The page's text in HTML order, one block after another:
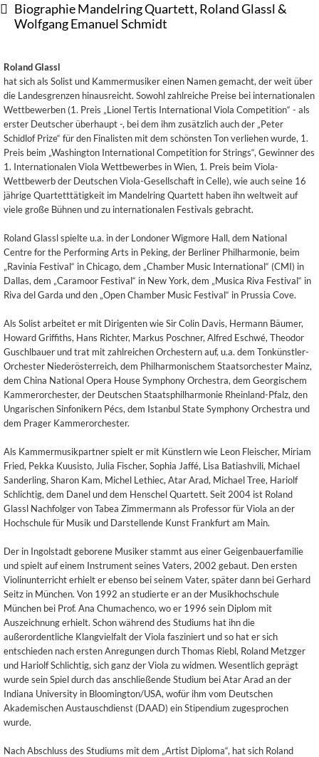
Biographie Mandelring Quartett, Roland Glassl &
Wolfgang Emanuel Schmidt
Roland Glassl
hat sich als Solist und Kammermusiker einen Namen gemacht, der weit über
die Landesgrenzen hinausreicht. Sowohl zahlreiche Preise bei internationalen
Wettbewerben (1. Preis „Lionel Tertis International Viola Competition“ - als
erster Deutscher überhaupt -, bei dem ihm zusätzlich auch der „Peter
Schidlof Prize“ für den Finalisten mit dem schönsten Ton verliehen wurde, 1.
Preis beim „Washington International Competition for Strings“, Gewinner des
1. Internationalen Viola Wettbewerbes in Wien, 1. Preis beim Viola-
Wettbewerb der Deutschen Viola-Gesellschaft in Celle), wie auch seine 16
jährige Quartetttätigkeit im Mandelring Quartett haben ihn weltweit auf
viele große Bühnen und zu internationalen Festivals gebracht.
Roland Glassl spielte u.a. in der Londoner Wigmore Hall, dem National
Centre for the Performing Arts in Peking, der Berliner Philharmonie, beim
„Ravinia Festival“ in Chicago, dem „Chamber Music International“ (CMI) in
Dallas, dem „Caramoor Festival“ in New York, dem „Musica Riva Festival“ in
Riva del Garda und den „Open Chamber Music Festival“ in Prussia Cove.
Als Solist arbeitet er mit Dirigenten wie Sir Colin Davis, Hermann Bäumer,
Howard Griffiths, Hans Richter, Markus Poschner, Alfred Eschwé, Theodor
Guschlbauer und trat mit zahlreichen Orchestern auf, u.a. dem Tonkünstler-
Orchester Niederösterreich, dem Philharmonischem Staatsorchester Mainz,
dem China National Opera House Symphony Orchestra, dem Georgischem
Kammerorchester, der Deutschen Staatsphilharmonie Rheinland-Pfalz, den
Ungarischen Sinfonikern Pécs, dem Istanbul State Symphony Orchestra und
dem Prager Kammerorchester.
Als Kammermusikpartner spielt er mit Künstlern wie Leon Fleischer, Miriam
Fried, Pekka Kuusisto, Julia Fischer, Sophia Jaffé, Lisa Batiashvili, Michael
Sanderling, Sharon Kam, Michel Lethiec, Atar Arad, Michael Tree, Hariolf
Schlichtig, dem Danel und dem Henschel Quartett. Seit 2004 ist Roland
Glassl Nachfolger von Tabea Zimmermann als Professor für Viola an der
Hochschule für Musik und Darstellende Kunst Frankfurt am Main.
Der in Ingolstadt geborene Musiker stammt aus einer Geigenbauerfamilie
und spielt auf einem Instrument seines Vaters, 2002 gebaut. Den ersten
Violinunterricht erhielt er ebenso bei seinem Vater, später dann bei Gerhard
Seitz in München. Von 1992 an studierte er an der Musikhochschule
München bei Prof. Ana Chumachenco, wo er 1996 sein Diplom mit
Auszeichnung erhielt. Schon während des Studiums hat ihn die
außerordentliche Klangvielfalt der Viola fasziniert und so hat er sich
entschieden nach ersten Anregungen durch Thomas Riebl, Roland Metzger
und Hariolf Schlichtig, sich ganz der Viola zu widmen. Wesentlich geprägt
wurde sein Spiel durch das anschließende Studium bei Atar Arad an der
Indiana University in Bloomington/USA, wofür ihm vom Deutschen
Akademischen Austauschdienst (DAAD) ein Stipendium zugesprochen
wurde.
Nach Abschluss des Studiums mit dem „Artist Diploma“, hat sich Roland